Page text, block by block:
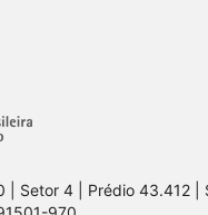
| Setor 4 | Prédio 43.412 |